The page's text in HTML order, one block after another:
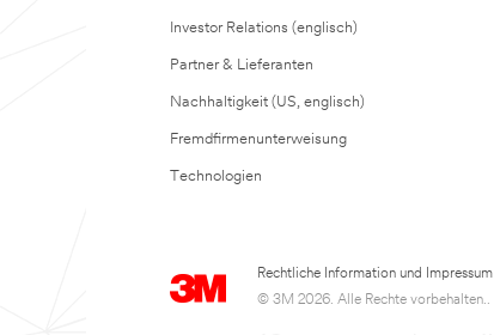
Investor Relations (englisch)
Partner & Lieferanten
Nachhaltigkeit (US, englisch)
Fremdfirmenunterweisung
Technologien
Rechtliche Information und Impressum
© 3M 2026. Alle Rechte vorbehalten..